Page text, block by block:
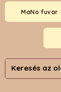
MaNo fuvar